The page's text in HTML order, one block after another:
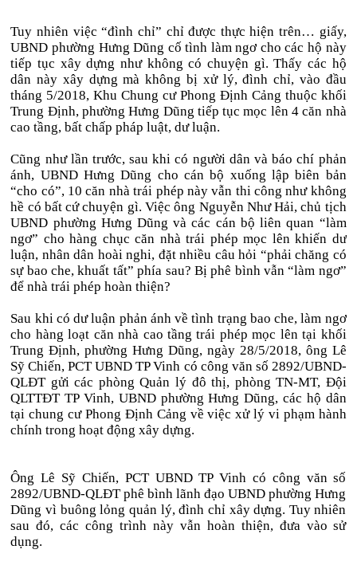
Tuy nhiên việc “đình chỉ” chỉ được thực hiện trên… giấy,
UBND phường Hưng Dũng cố tình làm ngơ cho các hộ này
tiếp tục xây dựng như không có chuyện gì. Thấy các hộ
dân này xây dựng mà không bị xử lý, đình chỉ, vào đầu
tháng 5/2018, Khu Chung cư Phong Định Cảng thuộc khối
Trung Định, phường Hưng Dũng tiếp tục mọc lên 4 căn nhà
cao tầng, bất chấp pháp luật, dư luận.
Cũng như lần trước, sau khi có người dân và báo chí phản
ánh, UBND Hưng Dũng cho cán bộ xuống lập biên bản
“cho có”, 10 căn nhà trái phép này vẫn thi công như không
hề có bất cứ chuyện gì. Việc ông Nguyễn Như Hải, chủ tịch
UBND phường Hưng Dũng và các cán bộ liên quan “làm
ngơ” cho hàng chục căn nhà trái phép mọc lên khiến dư
luận, nhân dân hoài nghi, đặt nhiều câu hỏi “phải chăng có
sự bao che, khuất tất” phía sau? Bị phê bình vẫn “làm ngơ”
để nhà trái phép hoàn thiện?
Sau khi có dư luận phản ánh về tình trạng bao che, làm ngơ
cho hàng loạt căn nhà cao tầng trái phép mọc lên tại khối
Trung Định, phường Hưng Dũng, ngày 28/5/2018, ông Lê
Sỹ Chiến, PCT UBND TP Vinh có công văn số 2892/UBND-
QLĐT gửi các phòng Quản lý đô thị, phòng TN-MT, Đội
QLTTĐT TP Vinh, UBND phường Hưng Dũng, các hộ dân
tại chung cư Phong Định Cảng về việc xử lý vi phạm hành
chính trong hoạt động xây dựng.
Ông Lê Sỹ Chiến, PCT UBND TP Vinh có công văn số
2892/UBND-QLĐT phê bình lãnh đạo UBND phường Hưng
Dũng vì buông lỏng quản lý, đình chỉ xây dựng. Tuy nhiên
sau đó, các công trình này vẫn hoàn thiện, đưa vào sử
dụng.